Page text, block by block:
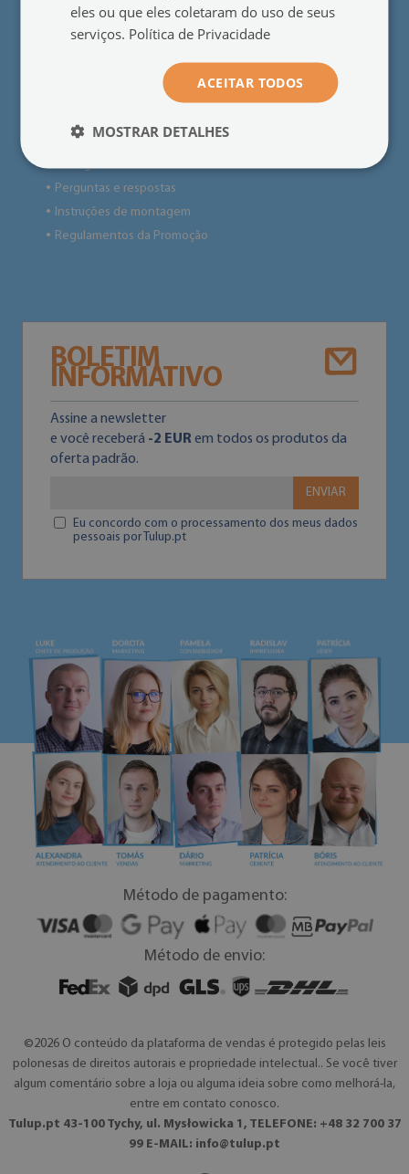
Informações úteis
Rescisão do contrato
Política de Privacidade
Reclamações e devoluções
Pagamentos
Entrega
● Perguntas e respostas
● Instruções de montagem
● Regulamentos da Promoção
BOLETIM
INFORMATIVO
Assine a newsletter
e você receberá -2 EUR em todos os produtos da
oferta padrão.
ENVIAR
Eu concordo com o processamento dos meus dados
pessoais por Tulup.pt
Método de pagamento:
Método de envio:
©2026 O conteúdo da plataforma de vendas é protegido pelas leis
polonesas de direitos autorais e propriedade intelectual.. Se você tiver
algum comentário sobre a loja ou alguma ideia sobre como melhorá-la,
entre em contato conosco.
Tulup.pt 43-100 Tychy, ul. Mysłowicka 1, TELEFONE: +48 32 700 37
99 E-MAIL: info@tulup.pt
eles ou que eles coletaram do uso de seus
serviços. Política de Privacidade
ACEITAR TODOS
MOSTRAR DETALHES